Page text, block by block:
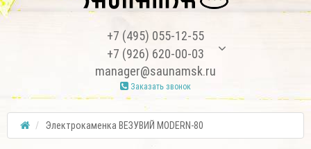
+7 (495) 055-12-55
+7 (926) 620-00-03
manager@saunamsk.ru
Заказать звонок
Электрокаменка ВЕЗУВИЙ MODERN-80